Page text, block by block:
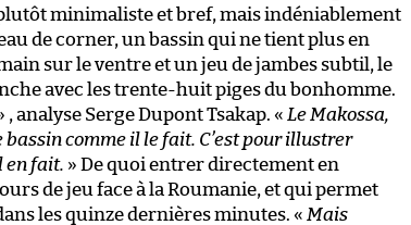
minimaliste et bref, mais indéniablement
de corner, un bassin qui ne tient plus en
sur le ventre et un jeu de jambes subtil, le
avec les trente-huit piges du bonhomme.
, analyse Serge Dupont Tsakap. « Le Makossa,
comme il le fait. C’est pour illustrer
en fait. » De quoi entrer directement en
de jeu face à la Roumanie, et qui permet
les quinze dernières minutes. « Mais